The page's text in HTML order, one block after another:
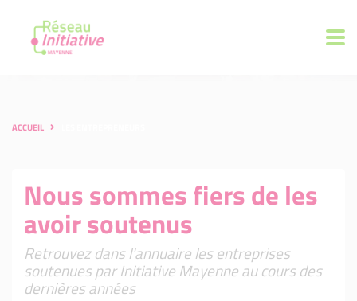
ACCUEIL
Nous sommes fiers de les
avoir soutenus
Retrouvez dans l'annuaire les entreprises
soutenues par Initiative Mayenne au cours des
dernières années